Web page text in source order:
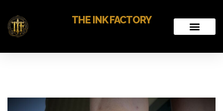
THE INK FACTORY